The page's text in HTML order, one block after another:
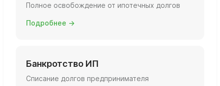
Полное освобождение от ипотечных долгов
Подробнее →
Банкротство ИП
Списание долгов предпринимателя